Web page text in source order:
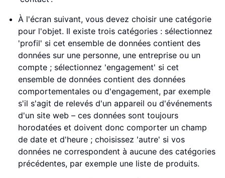
À l'écran suivant, vous devez choisir une catégorie
pour l'objet. Il existe trois catégories : sélectionnez
'profil' si cet ensemble de données contient des
données sur une personne, une entreprise ou un
compte ; sélectionnez 'engagement' si cet
ensemble de données contient des données
comportementales ou d'engagement, par exemple
s'il s'agit de relevés d'un appareil ou d'événements
d'un site web – ces données sont toujours
horodatées et doivent donc comporter un champ
de date et d'heure ; choisissez 'autre' si vos
données ne correspondent à aucune des catégories
précédentes, par exemple une liste de produits.